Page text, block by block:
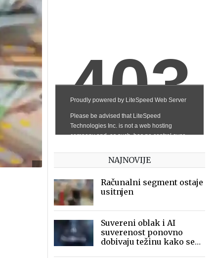
NAJNOVIJE
Računalni segment ostaje
usitnjen
Suvereni oblak i AI
suverenost ponovno
dobivaju težinu kako se